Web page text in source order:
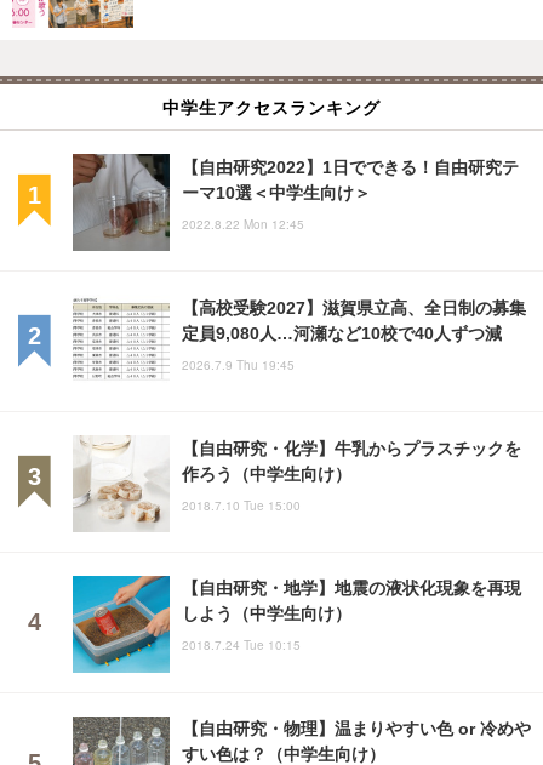
中学生アクセスランキング
【自由研究2022】1日でできる！自由研究テ
ーマ10選＜中学生向け＞
2022.8.22 Mon 12:45
【高校受験2027】滋賀県立高、全日制の募集
定員9,080人…河瀬など10校で40人ずつ減
2026.7.9 Thu 19:45
【自由研究・化学】牛乳からプラスチックを
作ろう（中学生向け）
2018.7.10 Tue 15:00
【自由研究・地学】地震の液状化現象を再現
しよう（中学生向け）
2018.7.24 Tue 10:15
【自由研究・物理】温まりやすい色 or 冷めや
すい色は？（中学生向け）